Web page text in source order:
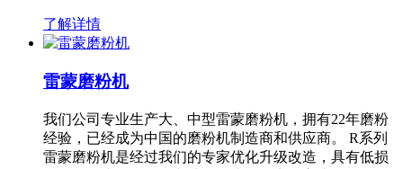
了解详情
雷蒙磨粉机
我们公司专业生产大、中型雷蒙磨粉机，拥有22年磨粉
经验，已经成为中国的磨粉机制造商和供应商。 R系列
雷蒙磨粉机是经过我们的专家优化升级改造，具有低损